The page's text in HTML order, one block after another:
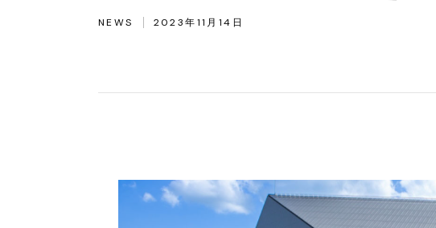
NEWS 2023年11月14日